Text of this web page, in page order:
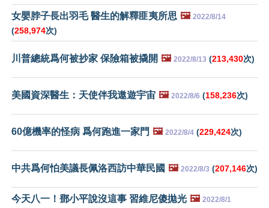
女嬰脖子長出羽毛 醫生的解釋匪夷所思 🖼️ 2022/8/14
(258,974次)
川普總統爲何被抄家 保險箱被撬開 🖼️ 2022/8/13 (213,430次)
美國資深醫生：天使伴我遨遊宇宙 🖼️ 2022/8/6 (158,236次)
60億機率的怪病 爲何跑進一家門 🖼️ 2022/8/4 (229,424次)
中共爲何怕美議長佩洛西訪中華民國 🖼️ 2022/8/3 (207,146次)
今天八一！鄧小平說沒這事 習維尼傻拋光 🖼️ 2022/8/1